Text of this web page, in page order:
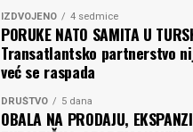
IZDVOJENO 4 sedmice
PORUKE NATO SAMITA U
Transatlantsko partnerstvo
već se raspada
DRUŠTVO 5 dana
OBALA NA PRODAJU,